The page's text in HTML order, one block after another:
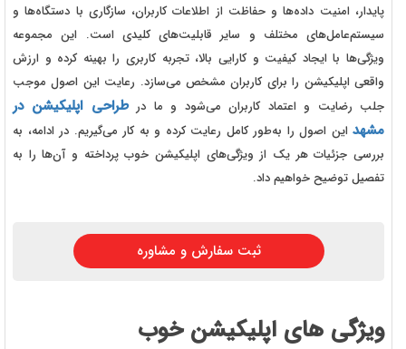
پایدار، امنیت داده‌ها و حفاظت از اطلاعات کاربران، سازگاری با دستگاه‌ها و
سیستم‌عامل‌های مختلف و سایر قابلیت‌های کلیدی است. این مجموعه
ویژگی‌ها با ایجاد کیفیت و کارایی بالا، تجربه کاربری را بهینه کرده و ارزش
واقعی اپلیکیشن را برای کاربران مشخص می‌سازد. رعایت این اصول موجب
جلب رضایت و اعتماد کاربران می‌شود و ما درطراحی اپلیکیشن در
مشهد این اصول را به‌طور کامل رعایت کرده و به کار می‌گیریم. در ادامه، به
بررسی جزئیات هر یک از ویژگی‌های اپلیکیشن خوب پرداخته و آن‌ها را به
تفصیل توضیح خواهیم داد.
ثبت سفارش و مشاوره
ویژگی های اپلیکیشن خوب